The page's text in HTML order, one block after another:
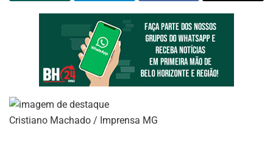
Cristiano Machado / Imprensa MG